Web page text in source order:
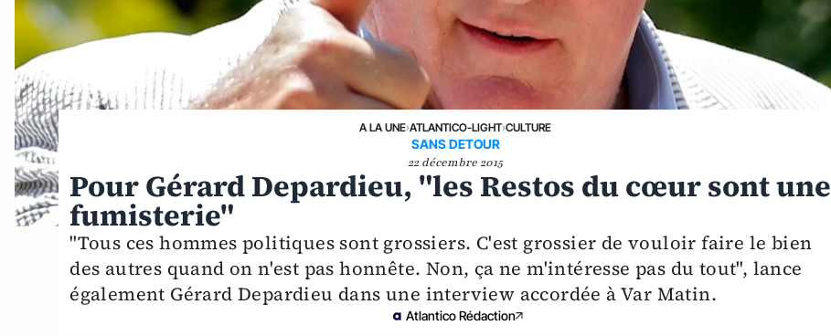
A LA UNE›ATLANTICO-LIGHT›CULTURE
SANS DETOUR
22 décembre 2015
Pour Gérard Depardieu, "les Restos du cœur sont une
fumisterie"
"Tous ces hommes politiques sont grossiers. C'est grossier de vouloir faire le bien
des autres quand on n'est pas honnête. Non, ça ne m'intéresse pas du tout", lance
également Gérard Depardieu dans une interview accordée à Var Matin.
Atlantico Rédaction